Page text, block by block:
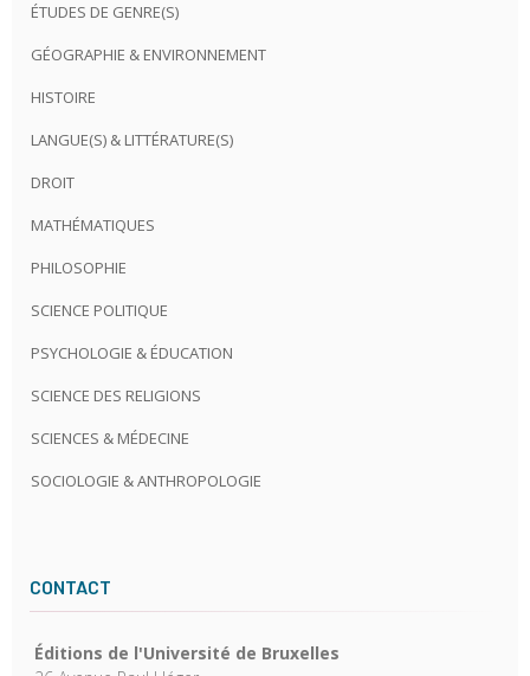
ÉTUDES DE GENRE(S)
GÉOGRAPHIE & ENVIRONNEMENT
HISTOIRE
LANGUE(S) & LITTÉRATURE(S)
DROIT
MATHÉMATIQUES
PHILOSOPHIE
SCIENCE POLITIQUE
PSYCHOLOGIE & ÉDUCATION
SCIENCE DES RELIGIONS
SCIENCES & MÉDECINE
SOCIOLOGIE & ANTHROPOLOGIE
CONTACT
Éditions de l'Université de Bruxelles